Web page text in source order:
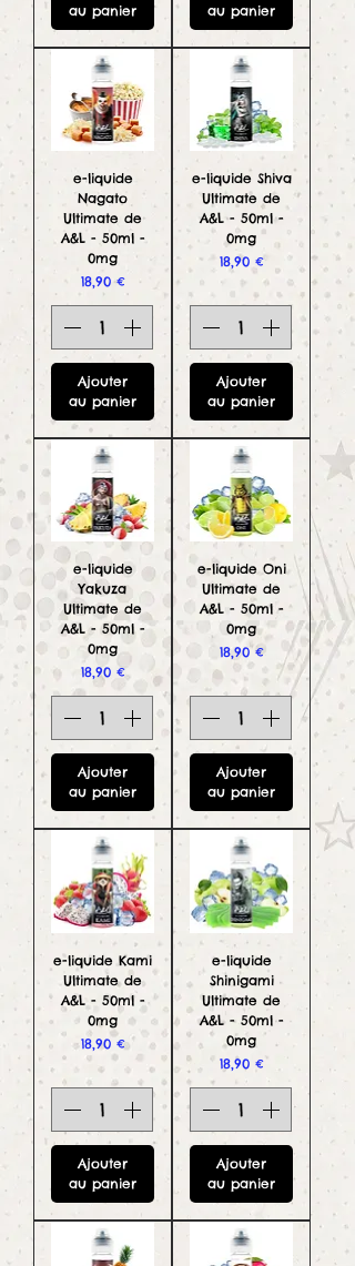
au panier
au panier
e-liquide
Nagato
Ultimate de
A&L - 50ml -
0mg
Prix
18,90 €
Ajouter
au panier
e-liquide Shiva
Ultimate de
A&L - 50ml -
0mg
Prix
18,90 €
Ajouter
au panier
e-liquide
Yakuza
Ultimate de
A&L - 50ml -
0mg
Prix
18,90 €
Ajouter
au panier
e-liquide Oni
Ultimate de
A&L - 50ml -
0mg
Prix
18,90 €
Ajouter
au panier
e-liquide Kami
Ultimate de
A&L - 50ml -
0mg
Prix
18,90 €
Ajouter
au panier
e-liquide
Shinigami
Ultimate de
A&L - 50ml -
0mg
Prix
18,90 €
Ajouter
au panier